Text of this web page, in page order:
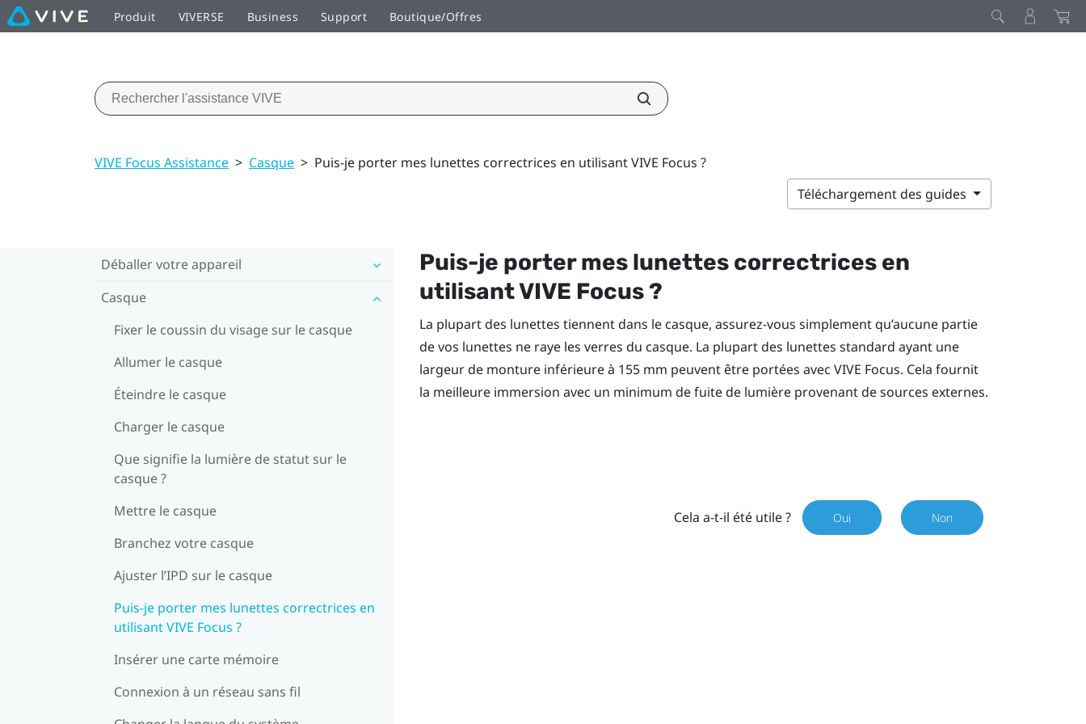
Produit VIVERSE Business Support Boutique/Offres
VIVE Focus Assistance > Casque > Puis-je porter mes lunettes correctrices en utilisant VIVE Focus ?
Téléchargement des guides
Déballer votre appareil
Casque
Fixer le coussin du visage sur le casque
Allumer le casque
Éteindre le casque
Charger le casque
Que signifie la lumière de statut sur le
casque ?
Mettre le casque
Branchez votre casque
Ajuster l’IPD sur le casque
Puis-je porter mes lunettes correctrices en
utilisant VIVE Focus ?
Insérer une carte mémoire
Connexion à un réseau sans fil
Puis-je porter mes lunettes correctrices en
utilisantVIVE Focus?
La plupart des lunettes tiennent dans le casque, assurez-vous simplement qu’aucune partie
de vos lunettes ne raye les verres du casque. La plupart des lunettes standard ayant une
largeur de monture inférieure à 155 mm peuvent être portées avec VIVE Focus. Cela fournit
la meilleure immersion avec un minimum de fuite de lumière provenant de sources externes.
Cela a-t-il été utile ? Oui Non